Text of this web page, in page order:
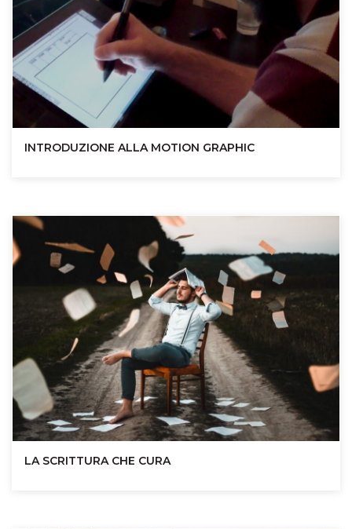
INTRODUZIONE ALLA MOTION GRAPHIC
LA SCRITTURA CHE CURA